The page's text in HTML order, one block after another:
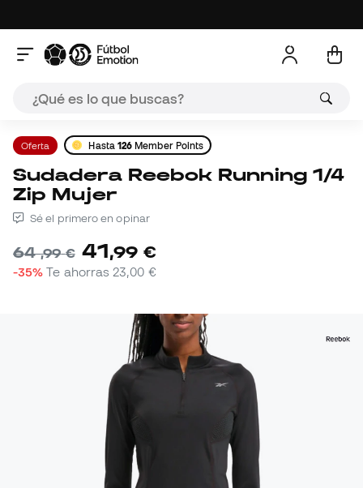
Oferta Hasta 126 Member Points
Sudadera Reebok Running 1/4
Zip Mujer
Sé el primero en opinar
64,99 € 41,99 €
-35% Te ahorras 23,00 €